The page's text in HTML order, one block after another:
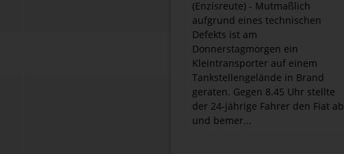
(Enzisreute) - Mutmaßlich
aufgrund eines technischen
Defekts ist am
Donnerstagmorgen ein
Kleintransporter auf einem
Tankstellengelände in Brand
geraten. Gegen 8.45 Uhr stellte
der 24-jährige Fahrer den Fiat ab
und bemer...